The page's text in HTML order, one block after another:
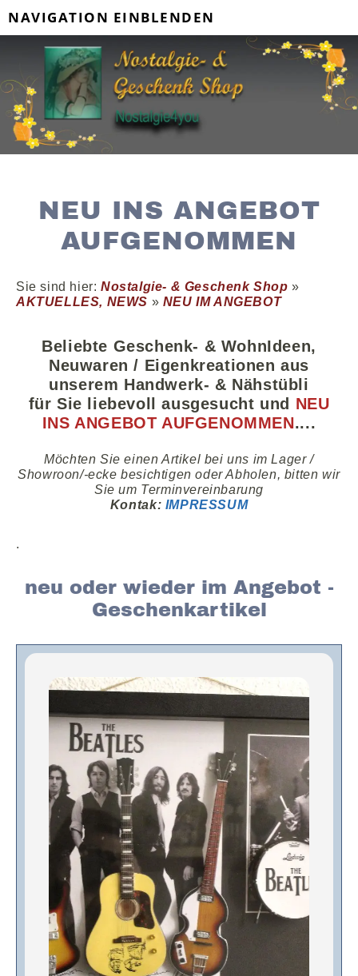
NAVIGATION EINBLENDEN
NEU INS ANGEBOT
AUFGENOMMEN
Sie sind hier: Nostalgie- & Geschenk Shop »
AKTUELLES, NEWS » NEU IM ANGEBOT
Beliebte Geschenk- & WohnIdeen,
Neuwaren / Eigenkreationen aus
unserem Handwerk- & Nähstübli
für Sie liebevoll ausgesucht und NEU
INS ANGEBOT AUFGENOMMEN....
Möchten Sie einen Artikel bei uns im Lager /
Showroon/-ecke besichtigen oderAbholen, bitten wir
Sie um Terminvereinbarung
Kontak: IMPRESSUM
.
neu oder wieder im Angebot -
Geschenkartikel